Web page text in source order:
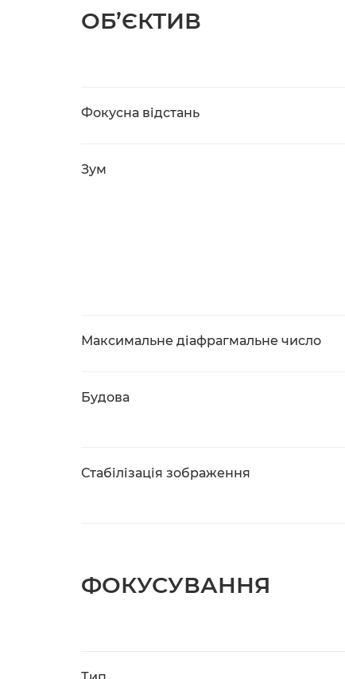
ОБ’ЄКТИВ
Фокусна відстань
Зум
Максимальне діафрагмальне число
Будова
Стабілізація зображення
ФОКУСУВАННЯ